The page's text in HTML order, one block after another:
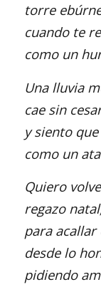
torre
cuando te
como un
Una lluvia
cae sin
y siento
como un
Quiero
regazo
para
desde lo
pidiendo